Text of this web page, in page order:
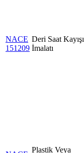
NACE
151209
Deri Saat Kayışı
İmalatı
Plastik Veya